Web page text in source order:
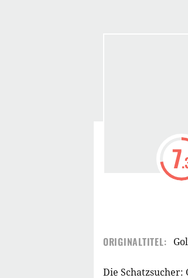
7
ORIGINALTITEL:
Die Schatzsucher: